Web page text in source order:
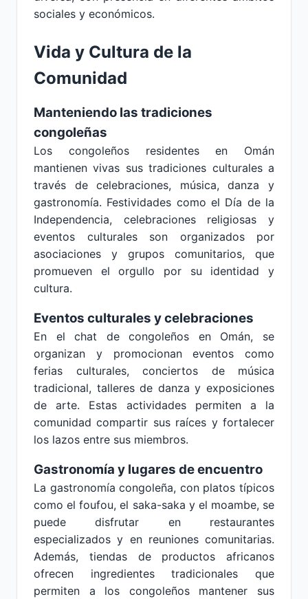
sociales y económicos.
Vida y Cultura de la
Comunidad
Manteniendo las tradiciones
congoleñas
Los congoleños residentes en Omán
mantienen vivas sus tradiciones culturales a
través de celebraciones, música, danza y
gastronomía. Festividades como el Día de la
Independencia, celebraciones religiosas y
eventos culturales son organizados por
asociaciones y grupos comunitarios, que
promueven el orgullo por su identidad y
cultura.
Eventos culturales y celebraciones
En el chat de congoleños en Omán, se
organizan y promocionan eventos como
ferias culturales, conciertos de música
tradicional, talleres de danza y exposiciones
de arte. Estas actividades permiten a la
comunidad compartir sus raíces y fortalecer
los lazos entre sus miembros.
Gastronomía y lugares de encuentro
La gastronomía congoleña, con platos típicos
como el foufou, el saka-saka y el moambe, se
puede disfrutar en restaurantes
especializados y en reuniones comunitarias.
Además, tiendas de productos africanos
ofrecen ingredientes tradicionales que
permiten a los congoleños mantener sus